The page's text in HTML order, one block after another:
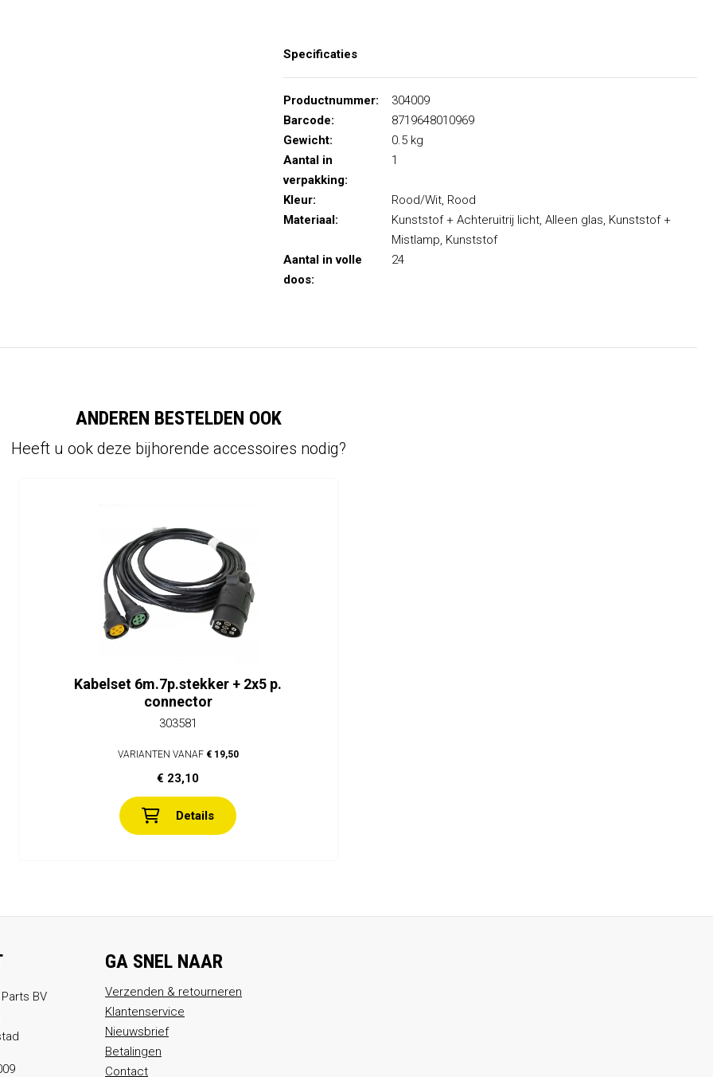
Specificaties
Productnummer:
304009
Barcode:
8719648010969
Gewicht:
0.5 kg
Aantal in
verpakking:
1
Kleur:
Rood/Wit, Rood
Materiaal:
Kunststof + Achteruitrij licht, Alleen glas, Kunststof +
Mistlamp, Kunststof
Aantal in volle
doos:
24
ANDEREN BESTELDEN OOK
Heeft u ook deze bijhorende accessoires nodig?
Kabelset 6m.7p.stekker + 2x5 p.
connector
303581
VARIANTEN VANAF € 19,50
€ 23,10
Details
BV
GA SNEL NAAR
Verzenden & retourneren
Klantenservice
Nieuwsbrief
Betalingen
Contact